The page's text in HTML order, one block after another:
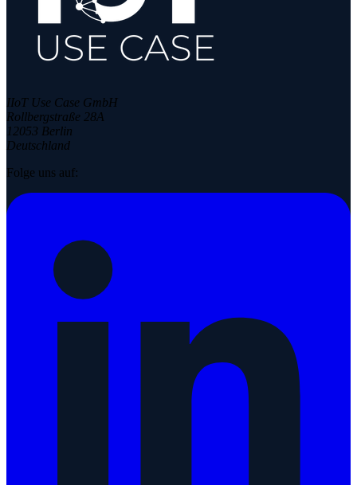
IIoT Use Case GmbH
Rollbergstraße 28A
12053 Berlin
Deutschland
Folge uns auf: